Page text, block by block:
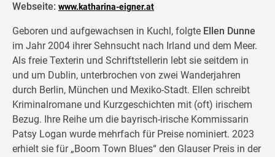
Webseite: www.katharina-eigner.at
Geboren und aufgewachsen in Kuchl, folgte Ellen Dunne
im Jahr 2004 ihrer Sehnsucht nach Irland und dem Meer.
Als freie Texterin und Schriftstellerin lebt sie seitdem in
und um Dublin, unterbrochen von zwei Wanderjahren
durch Berlin, München und Mexiko-Stadt. Ellen schreibt
Kriminalromane und Kurzgeschichten mit (oft) irischem
Bezug. Ihre Reihe um die bayrisch-irische Kommissarin
Patsy Logan wurde mehrfach für Preise nominiert. 2023
erhielt sie für „Boom Town Blues“ den Glauser Preis in der